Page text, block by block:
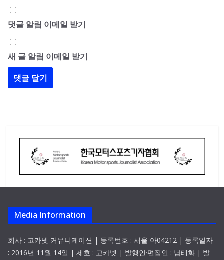
댓글 알림 이메일 받기
새 글 알림 이메일 받기
Media Information
회사 : 고카넷 커뮤니케이션 | 등록번호 : 서울 아04212 | 등록일자
: 2016년 11월 14일 | 제호 : 고카넷 | 발행인·편집인 : 남태화 | 발